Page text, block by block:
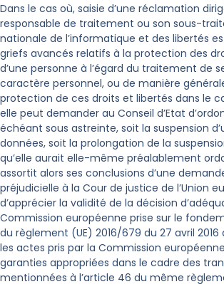
Dans le cas où, saisie d’une réclamation
responsable de traitement ou son sous-
nationale de l’informatique et des libertés
griefs avancés relatifs à la protection des
d’une personne à l’égard du traitement de
caractère personnel, ou de manière
protection de ces droits et libertés dans le
elle peut demander au Conseil d’Etat
échéant sous astreinte, soit la suspension
données, soit la prolongation de la
qu’elle aurait elle-même préalablement
assortit alors ses conclusions d’une
préjudicielle à la Cour de justice de l’Union
d’apprécier la validité de la décision
Commission européenne prise sur le
du règlement (UE) 2016/679 du 27 avril
les actes pris par la Commission
garanties appropriées dans le cadre des
mentionnées à l’article 46 du même